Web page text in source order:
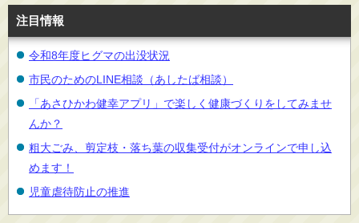
注目情報
令和8年度ヒグマの出没状況
市民のためのLINE相談（あしたば相談）
「あさひかわ健幸アプリ」で楽しく健康づくりをしてみませ
んか？
粗大ごみ、剪定枝・落ち葉の収集受付がオンラインで申し込
めます！
児童虐待防止の推進